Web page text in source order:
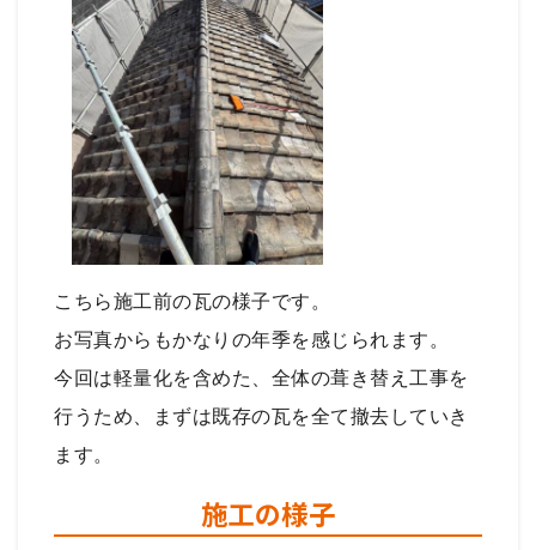
こちら施工前の瓦の様子です。
お写真からもかなりの年季を感じられます。
今回は軽量化を含めた、全体の葺き替え工事を
行うため、まずは既存の瓦を全て撤去していき
ます。
施工の様子